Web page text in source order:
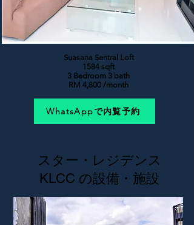
Suasana Sentral Loft
1 584 sqft
3 Bedroom 3 bath
RM 4,800 /month
WhatsAppで内覧予約
スター・レジデンス
KLCC の設備・施設